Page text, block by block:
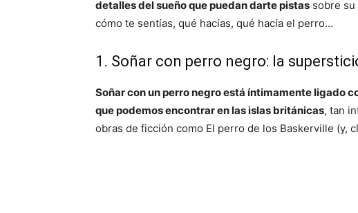
detalles del sueño que puedan darte pistas sobre
cómo te sentías, qué hacías, qué hacía el perro…
1. Soñar con perro negro: la
Soñar con un perro negro está íntimamente ligado
que podemos encontrar en las islas británicas, tan
obras de ficción como El perro de los Baskerville (y,